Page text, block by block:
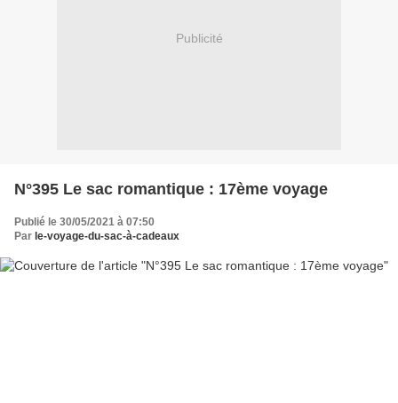
Publicité
N°395 Le sac romantique : 17ème voyage
Publié le 30/05/2021 à 07:50
Par le-voyage-du-sac-à-cadeaux